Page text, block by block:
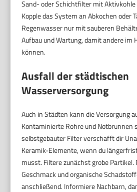
Sand- oder Schichtfilter mit
Kopple das System an Abkochen oder
Regenwasser nur mit sauberen
Aufbau und Wartung, damit andere im
können.
Ausfall der städtischen
Wasserversorgung
Auch in Städten kann die Versorgung
Kontaminierte Rohre und Notbrunnen
selbstgebauter Filter verschafft dir
Keramik-Elemente, wenn du
musst. Filtere zunächst grobe
Geschmack und organische
anschließend. Informiere Nachbarn,